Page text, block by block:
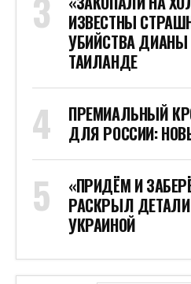
ИЗВЕСТНЫ
УБИЙСТВА
ТАИЛАНДЕ
ПРЕМИАЛЬНЫЙ
ДЛЯ РОССИИ:
«ПРИДЁМ И
РАСКРЫЛ
УКРАИНОЙ